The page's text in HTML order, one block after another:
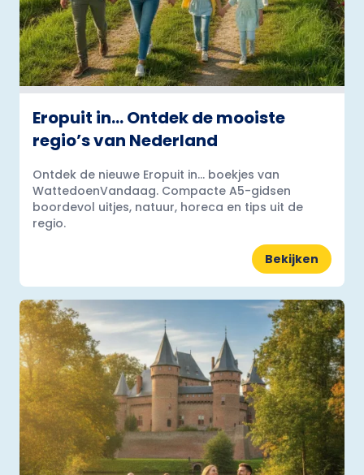
Eropuit in… Ontdek de mooiste
regio’s van Nederland
Ontdek de nieuwe Eropuit in... boekjes van
WattedoenVandaag. Compacte A5-gidsen
boordevol uitjes, natuur, horeca en tips uit de
regio.
Bekijken